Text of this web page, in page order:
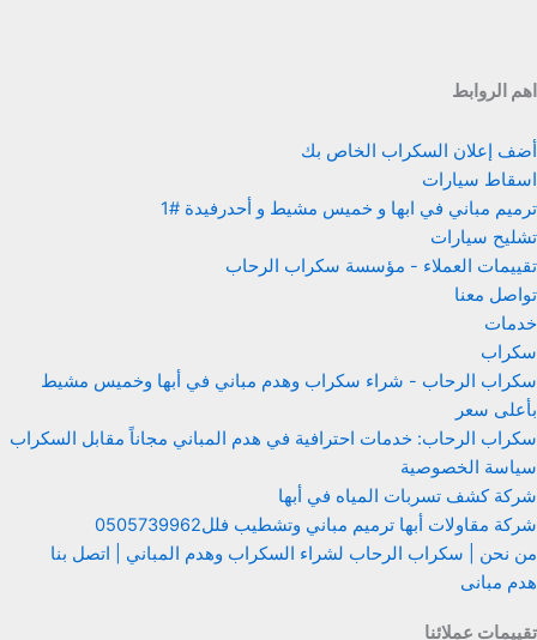
اهم الروابط
أضف إعلان السكراب الخاص بك
اسقاط سيارات
ترميم مباني في ابها و خميس مشيط و أحدرفيدة #1
تشليح سيارات
تقييمات العملاء - مؤسسة سكراب الرحاب
تواصل معنا
خدمات
سكراب
سكراب الرحاب - شراء سكراب وهدم مباني في أبها وخميس مشيط
بأعلى سعر
سكراب الرحاب: خدمات احترافية في هدم المباني مجاناً مقابل السكراب
سياسة الخصوصية
شركة كشف تسربات المياه في أبها
شركة مقاولات أبها ترميم مباني وتشطيب فلل0505739962
من نحن | سكراب الرحاب لشراء السكراب وهدم المباني | اتصل بنا
هدم مبانى
تقييمات عملائنا